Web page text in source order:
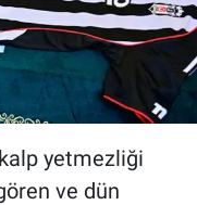
yetmezliği
ve dün